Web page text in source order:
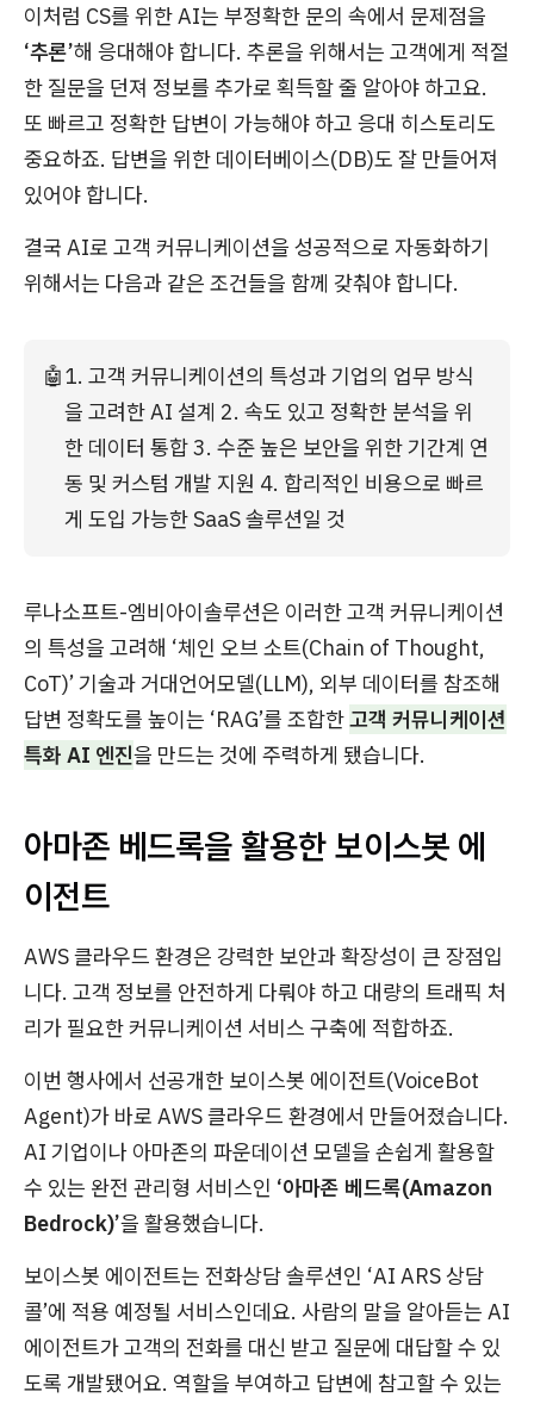
이처럼 CS를 위한 AI는 부정확한 문의 속에서 문제점을
‘추론’해 응대해야 합니다. 추론을 위해서는 고객에게 적절
한 질문을 던져 정보를 추가로 획득할 줄 알아야 하고요.
또 빠르고 정확한 답변이 가능해야 하고 응대 히스토리도
중요하죠. 답변을 위한 데이터베이스(DB)도 잘 만들어져
있어야 합니다.
결국 AI로 고객 커뮤니케이션을 성공적으로 자동화하기
위해서는 다음과 같은 조건들을 함께 갖춰야 합니다.
🤖1. 고객 커뮤니케이션의 특성과 기업의 업무 방식
을 고려한 AI 설계 2. 속도 있고 정확한 분석을 위
한 데이터 통합 3. 수준 높은 보안을 위한 기간계 연
동 및 커스텀 개발 지원 4. 합리적인 비용으로 빠르
게 도입 가능한 SaaS 솔루션일 것
루나소프트-엠비아이솔루션은 이러한 고객 커뮤니케이션
의 특성을 고려해 ‘체인 오브 소트(Chain of Thought,
CoT)’ 기술과 거대언어모델(LLM), 외부 데이터를 참조해
답변 정확도를 높이는 ‘RAG’를 조합한고객 커뮤니케이션
특화 AI 엔진을 만드는 것에 주력하게 됐습니다.
아마존 베드록을 활용한 보이스봇 에
이전트
AWS 클라우드 환경은 강력한 보안과 확장성이 큰 장점입
니다. 고객 정보를 안전하게 다뤄야 하고 대량의 트래픽 처
리가 필요한 커뮤니케이션 서비스 구축에 적합하죠.
이번 행사에서 선공개한 보이스봇 에이전트(VoiceBot
Agent)가 바로 AWS 클라우드 환경에서 만들어졌습니다.
AI 기업이나 아마존의 파운데이션 모델을 손쉽게 활용할
수 있는 완전 관리형 서비스인 ‘아마존 베드록(Amazon
Bedrock)’을 활용했습니다.
보이스봇 에이전트는 전화상담 솔루션인 ‘AI ARS 상담
콜’에 적용 예정될 서비스인데요. 사람의 말을 알아듣는 AI
에이전트가 고객의 전화를 대신 받고 질문에 대답할 수 있
도록 개발됐어요. 역할을 부여하고 답변에 참고할 수 있는